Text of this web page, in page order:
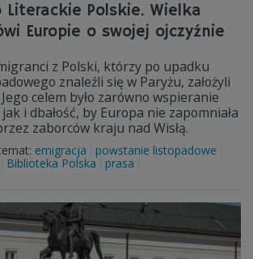
Literackie Polskie. Wielka
Europie o swojej ojczyźnie
z Polski, którzy po upadku
znaleźli się w Paryżu, założyli
celem było zarówno wspieranie
i dbałość, by Europa nie zapomniała
zaborców kraju nad Wisłą.
emigracja
powstanie listopadowe
Biblioteka Polska
prasa